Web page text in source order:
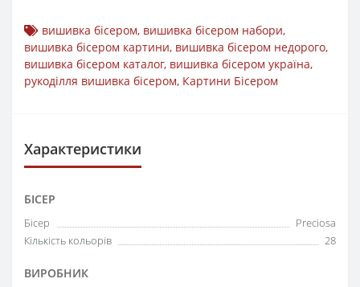
вишивка бісером, вишивка бісером набори,
вишивка бісером картини, вишивка бісером недорого,
вишивка бісером каталог, вишивка бісером україна,
рукоділля вишивка бісером, Картини Бісером
Характеристики
БІСЕР
Бісер
Preciosa
Кількість кольорів
28
ВИРОБНИК